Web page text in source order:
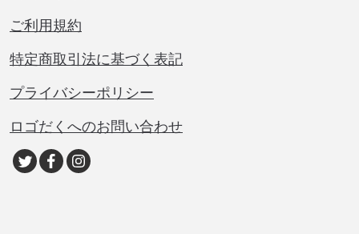
ご利用規約
特定商取引法に基づく表記
プライバシーポリシー
ロゴだくへのお問い合わせ